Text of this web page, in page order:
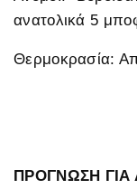
ανατολικά 5
Θερμοκρασία:
ΠΡΟΓΝΩΣΗ ΓΙΑ